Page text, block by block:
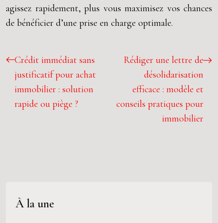
agissez rapidement, plus vous maximisez vos chances
de bénéficier d’une prise en charge optimale.
Crédit immédiat sans
justificatif pour achat
immobilier : solution
rapide ou piège ?
Rédiger une lettre de
désolidarisation
efficace : modèle et
conseils pratiques pour
immobilier
À la une